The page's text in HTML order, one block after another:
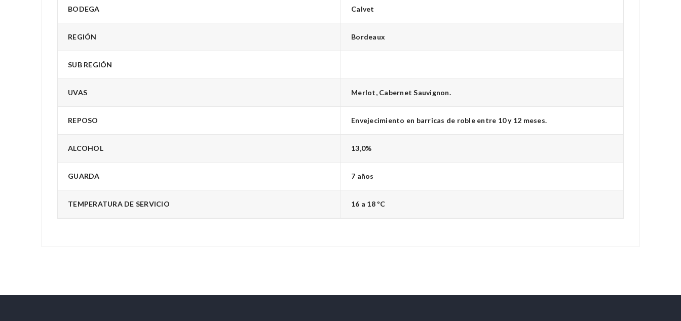
BODEGA Calvet
REGIÓN Bordeaux
SUB REGIÓN
UVAS Merlot, Cabernet Sauvignon.
REPOSO Envejecimiento en barricas de roble entre 10 y 12 meses.
ALCOHOL 13,0%
GUARDA 7 años
TEMPERATURA DE SERVICIO 16 a 18 ºC